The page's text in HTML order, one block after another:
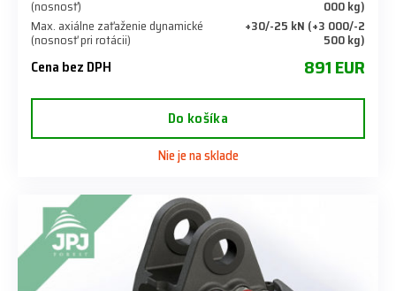
(nosnosť)
000 kg)
Max. axiálne zaťaženie dynamické
(nosnosť pri rotácii)
+30/-25 kN (+3 000/-2
500 kg)
Cena bez DPH 891 EUR
Do košíka
Nie je na sklade